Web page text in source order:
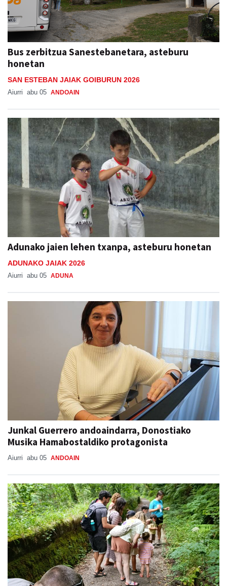
Bus zerbitzua Sanestebanetara, asteburu
honetan
SAN ESTEBAN JAIAK GOIBURUN 2026
Aiurri abu 05 ANDOAIN
Adunako jaien lehen txanpa, asteburu honetan
ADUNAKO JAIAK 2026
Aiurri abu 05 ADUNA
Junkal Guerrero andoaindarra, Donostiako
Musika Hamabostaldiko protagonista
Aiurri abu 05 ANDOAIN